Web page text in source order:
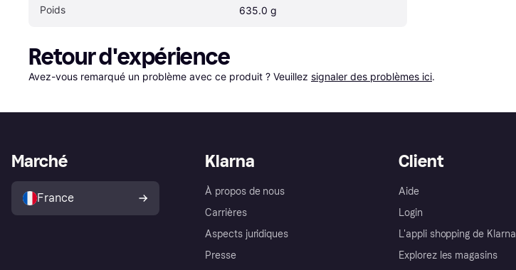
Poids 635.0 g
Retour d'expérience
Avez-vous remarqué un problème avec ce produit ? Veuillez signaler des problèmes ici.
Klarna
À propos de nous
Carrières
Aspects juridiques
Presse
Client
Aide
Login
L'appli shopping de Klarna
Explorez les magasins
Marché
France